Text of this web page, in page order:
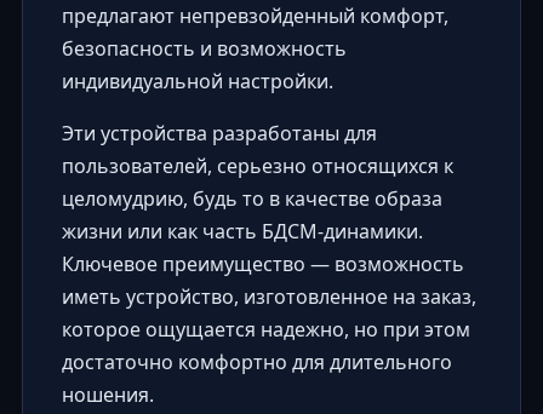
предлагают непревзойденный комфорт,
безопасность и возможность
индивидуальной настройки.
Эти устройства разработаны для
пользователей, серьезно относящихся к
целомудрию, будь то в качестве образа
жизни или как часть БДСМ-динамики.
Ключевое преимущество — возможность
иметь устройство, изготовленное на заказ,
которое ощущается надежно, но при этом
достаточно комфортно для длительного
ношения.